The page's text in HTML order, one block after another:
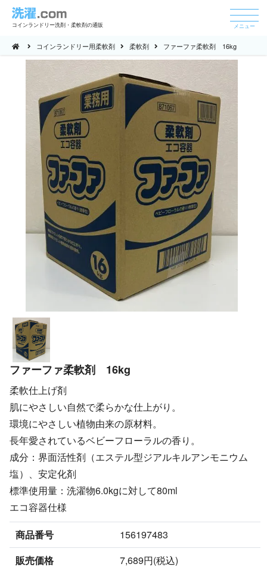
コインランドリー洗剤・柔軟剤の通販 メニュー
コインランドリー用柔軟剤 柔軟剤 ファーファ柔軟剤 16kg
ファーファ柔軟剤 16kg
柔軟仕上げ剤
肌にやさしい自然で柔らかな仕上がり。
環境にやさしい植物由来の原材料。
長年愛されているベビーフローラルの香り。
成分：界面活性剤（エステル型ジアルキルアンモニウム
塩）、安定化剤
標準使用量：洗濯物6.0kgに対して80ml
エコ容器仕様
商品番号
156197483
販売価格
7,689円(税込)